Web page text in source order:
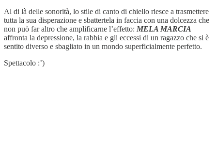
Al di là delle sonorità, lo stile di canto di chiello riesce a trasmettere
tutta la sua disperazione e sbattertela in faccia con una dolcezza che
non può far altro che amplificarne l’effetto: MELA MARCIA
affronta la depressione, la rabbia e gli eccessi di un ragazzo che si è
sentito diverso e sbagliato in un mondo superficialmente perfetto.
Spettacolo :’)